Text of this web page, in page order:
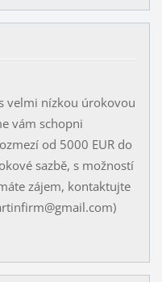
velmi nízkou úrokovou
vám schopni
od 5000 EUR do
sazbě, s možností
zájem, kontaktujte